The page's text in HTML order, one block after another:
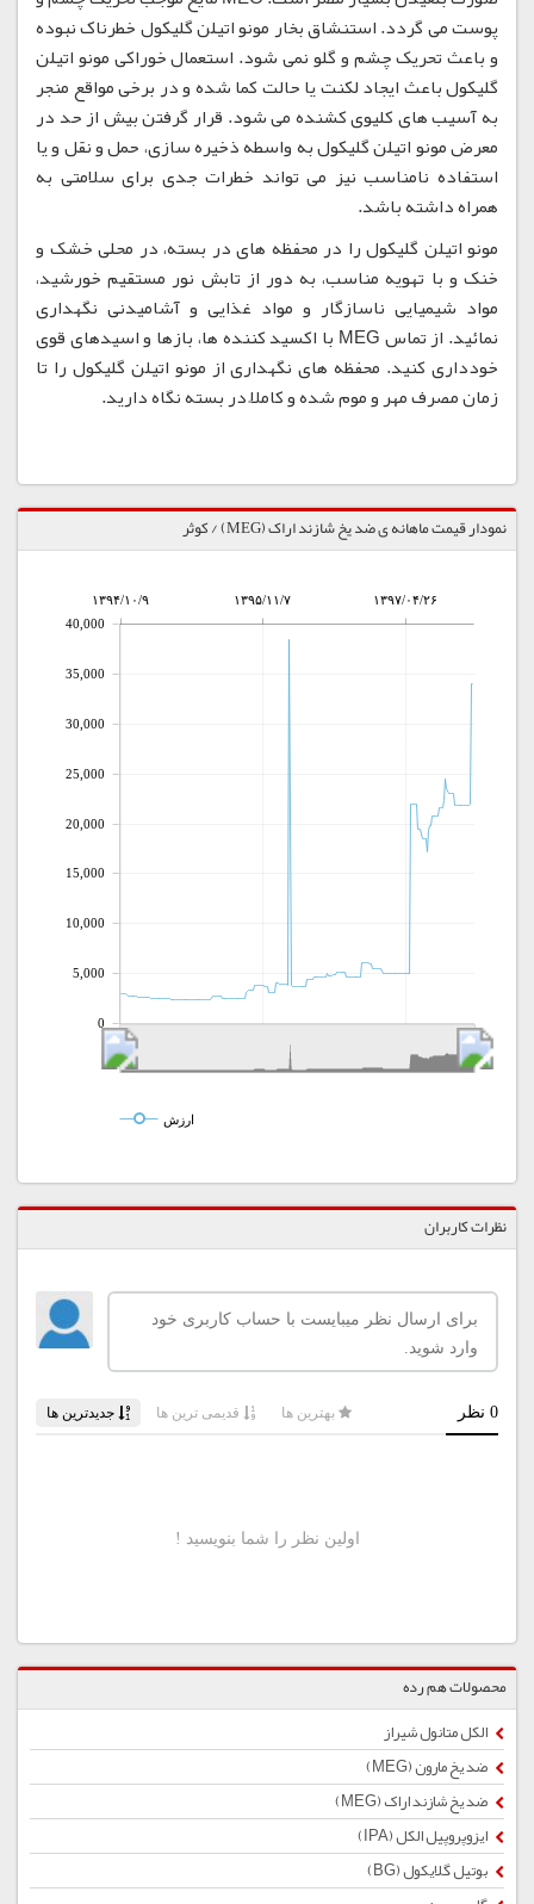
پوست می گردد. استنشاق بخار مونو اتیلن گلیکول خطرناک نبوده
و باعث تحریک چشم و گلو نمی شود. استعمال خوراکی مونو اتیلن
گلیکول باعث ایجاد لکنت یا حالت کما شده و در برخی مواقع منجر
به آسیب های کلیوی کشنده می شود. قرار گرفتن بیش از حد در
معرض مونو اتیلن گلیکول به واسطه ذخیره سازی، حمل و نقل و یا
استفاده نامناسب نیز می تواند خطرات جدی برای سلامتی به
همراه داشته باشد.
مونو اتیلن گلیکول را در محفظه های در بسته، در محلی خشک و
خنک و با تهویه مناسب، به دور از تابش نور مستقیم خورشید،
مواد شیمیایی ناسازگار و مواد غذایی و آشامیدنی نگهداری
نمائید. از تماس MEG با اکسید کننده ها، بازها و اسیدهای قوی
خودداری کنید. محفظه های نگهداری از مونو اتیلن گلیکول را تا
زمان مصرف مهر و موم شده و کاملاً در بسته نگاه دارید.
نمودار قیمت ماهانه ی ضد یخ شازند اراک (MEG) / کوثر
۱۳۹۴/۱۰/۹ ۱۳۹۵/۱۱/۷ ۱۳۹۷/۰۴/۲۶
0
5,000
10,000
15,000
20,000
25,000
30,000
35,000
40,000
ارزش
نظرات کاربران
محصولات هم رده
الکل متانول شیراز
ضد یخ مارون (MEG)
ضد یخ شازند اراک (MEG)
ایزوپروپیل الکل (IPA)
بوتیل گلایكول (BG)